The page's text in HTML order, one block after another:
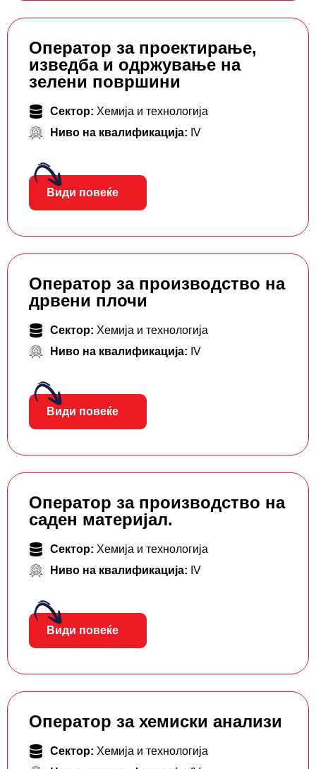
Оператор за проектирање,
изведба и одржување на
зелени површини
Сектор: Хемија и технологија
Ниво на квалификација: IV
Види повеќе
Оператор за производство на
дрвени плочи
Сектор: Хемија и технологија
Ниво на квалификација: IV
Види повеќе
Оператор за производство на
саден материјал.
Сектор: Хемија и технологија
Ниво на квалификација: IV
Види повеќе
Оператор за хемиски анализи
Сектор: Хемија и технологија